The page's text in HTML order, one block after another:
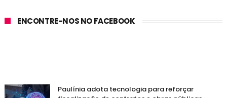
ENCONTRE-NOS NO FACEBOOK
Paulínia adota tecnologia para reforçar